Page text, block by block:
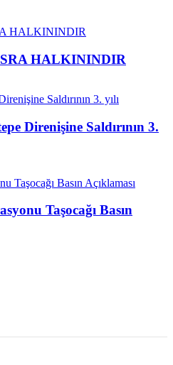
HALKININDIR
Direnişine Saldırının 3.
Taşocağı Basın